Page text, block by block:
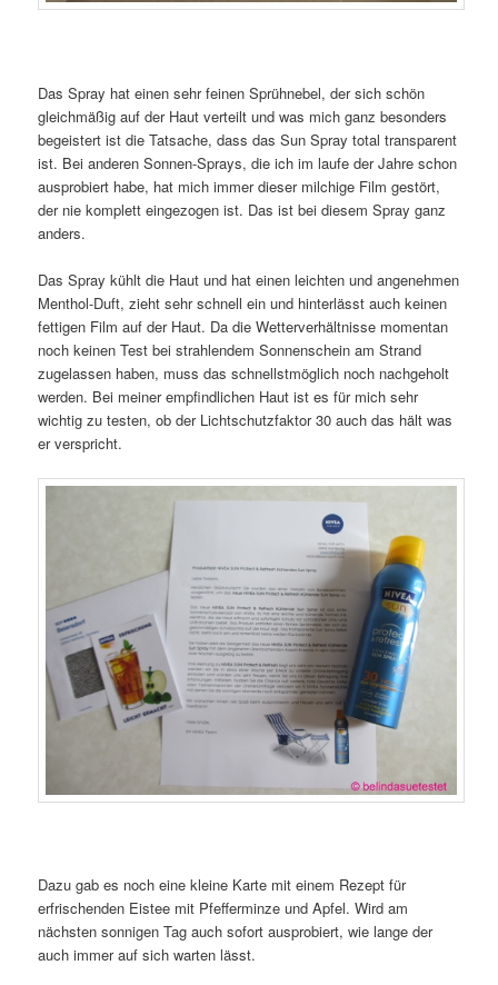
Das Spray hat einen sehr feinen Sprühnebel, der sich schön
gleichmäßig auf der Haut verteilt und was mich ganz besonders
begeistert ist die Tatsache, dass das Sun Spray total transparent
ist. Bei anderen Sonnen-Sprays, die ich im laufe der Jahre schon
ausprobiert habe, hat mich immer dieser milchige Film gestört,
der nie komplett eingezogen ist. Das ist bei diesem Spray ganz
anders.
Das Spray kühlt die Haut und hat einen leichten und angenehmen
Menthol-Duft, zieht sehr schnell ein und hinterlässt auch keinen
fettigen Film auf der Haut. Da die Wetterverhältnisse momentan
noch keinen Test bei strahlendem Sonnenschein am Strand
zugelassen haben, muss das schnellstmöglich noch nachgeholt
werden. Bei meiner empfindlichen Haut ist es für mich sehr
wichtig zu testen, ob der Lichtschutzfaktor 30 auch das hält was
er verspricht.
Dazu gab es noch eine kleine Karte mit einem Rezept für
erfrischenden Eistee mit Pfefferminze und Apfel. Wird am
nächsten sonnigen Tag auch sofort ausprobiert, wie lange der
auch immer auf sich warten lässt.